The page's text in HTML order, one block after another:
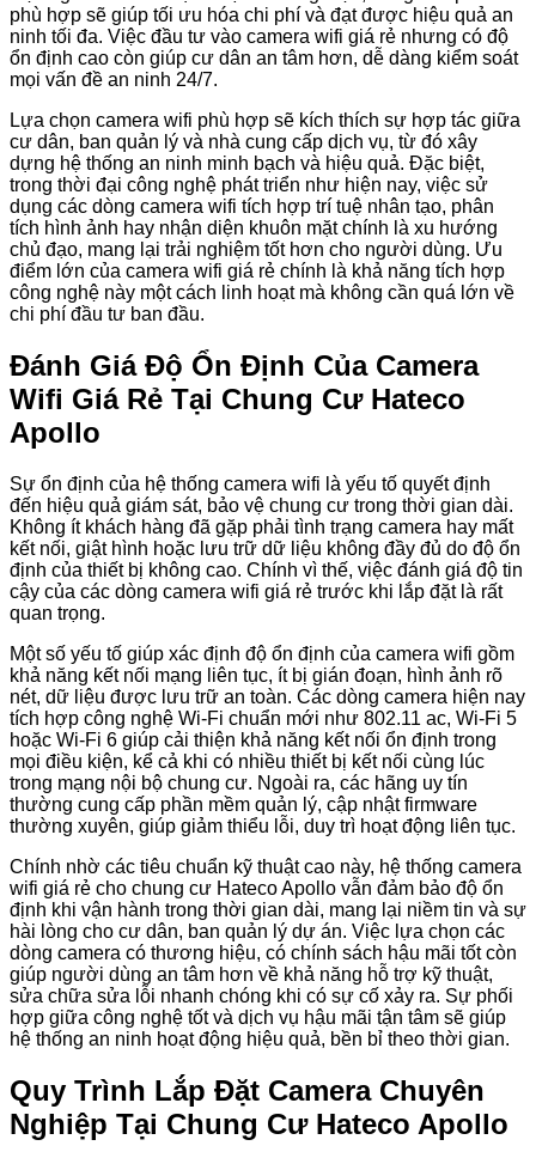
phù hợp sẽ giúp tối ưu hóa chi phí và đạt được hiệu quả an
ninh tối đa. Việc đầu tư vào camera wifi giá rẻ nhưng có độ
ổn định cao còn giúp cư dân an tâm hơn, dễ dàng kiểm soát
mọi vấn đề an ninh 24/7.
Lựa chọn camera wifi phù hợp sẽ kích thích sự hợp tác giữa
cư dân, ban quản lý và nhà cung cấp dịch vụ, từ đó xây
dựng hệ thống an ninh minh bạch và hiệu quả. Đặc biệt,
trong thời đại công nghệ phát triển như hiện nay, việc sử
dụng các dòng camera wifi tích hợp trí tuệ nhân tạo, phân
tích hình ảnh hay nhận diện khuôn mặt chính là xu hướng
chủ đạo, mang lại trải nghiệm tốt hơn cho người dùng. Ưu
điểm lớn của camera wifi giá rẻ chính là khả năng tích hợp
công nghệ này một cách linh hoạt mà không cần quá lớn về
chi phí đầu tư ban đầu.
Đánh Giá Độ Ổn Định Của Camera
Wifi Giá Rẻ Tại Chung Cư Hateco
Apollo
Sự ổn định của hệ thống camera wifi là yếu tố quyết định
đến hiệu quả giám sát, bảo vệ chung cư trong thời gian dài.
Không ít khách hàng đã gặp phải tình trạng camera hay mất
kết nối, giật hình hoặc lưu trữ dữ liệu không đầy đủ do độ ổn
định của thiết bị không cao. Chính vì thế, việc đánh giá độ tin
cậy của các dòng camera wifi giá rẻ trước khi lắp đặt là rất
quan trọng.
Một số yếu tố giúp xác định độ ổn định của camera wifi gồm
khả năng kết nối mạng liên tục, ít bị gián đoạn, hình ảnh rõ
nét, dữ liệu được lưu trữ an toàn. Các dòng camera hiện nay
tích hợp công nghệ Wi-Fi chuẩn mới như 802.11 ac, Wi-Fi 5
hoặc Wi-Fi 6 giúp cải thiện khả năng kết nối ổn định trong
mọi điều kiện, kể cả khi có nhiều thiết bị kết nối cùng lúc
trong mạng nội bộ chung cư. Ngoài ra, các hãng uy tín
thường cung cấp phần mềm quản lý, cập nhật firmware
thường xuyên, giúp giảm thiểu lỗi, duy trì hoạt động liên tục.
Chính nhờ các tiêu chuẩn kỹ thuật cao này, hệ thống camera
wifi giá rẻ cho chung cư Hateco Apollo vẫn đảm bảo độ ổn
định khi vận hành trong thời gian dài, mang lại niềm tin và sự
hài lòng cho cư dân, ban quản lý dự án. Việc lựa chọn các
dòng camera có thương hiệu, có chính sách hậu mãi tốt còn
giúp người dùng an tâm hơn về khả năng hỗ trợ kỹ thuật,
sửa chữa sửa lỗi nhanh chóng khi có sự cố xảy ra. Sự phối
hợp giữa công nghệ tốt và dịch vụ hậu mãi tận tâm sẽ giúp
hệ thống an ninh hoạt động hiệu quả, bền bỉ theo thời gian.
Quy Trình Lắp Đặt Camera Chuyên
Nghiệp Tại Chung Cư Hateco Apollo